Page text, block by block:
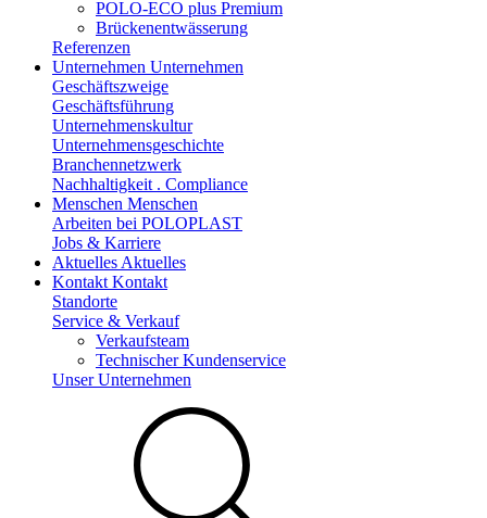
POLO-ECO plus Premium
Brückenentwässerung
Referenzen
Unternehmen Unternehmen
Geschäftszweige
Geschäftsführung
Unternehmenskultur
Unternehmensgeschichte
Branchennetzwerk
Nachhaltigkeit . Compliance
Menschen Menschen
Arbeiten bei POLOPLAST
Jobs & Karriere
Aktuelles Aktuelles
Kontakt Kontakt
Standorte
Service & Verkauf
Verkaufsteam
Technischer Kundenservice
Unser Unternehmen